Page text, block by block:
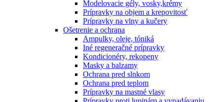
Modelovacie gély, vosky,krémy
Prípravky na objem a krepovitosť
Prípravky na vlny a kučery
Ošetrenie a ochrana
Ampulky, oleje, tóniká
Iné regeneračné prípravky
Kondicionéry, rekopeny
Masky a balzamy
Ochrana pred slnkom
Ochrana pred teplom
Prípravky na mastné vlasy